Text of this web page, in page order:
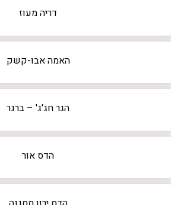
דריה מעוז
האמה אבו-קשק
הגר חג'ג' – ברגר
הדס אור